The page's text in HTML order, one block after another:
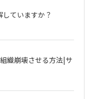
ていますか？
織崩壊させる方法|サ